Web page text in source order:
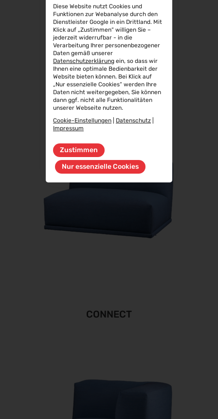
CONNECT
CONNECT
Diese Website nutzt Cookies und
Funktionen zur Webanalyse durch den
Dienstleister Google in ein Drittland. Mit
Klick auf „Zustimmen“ willigen Sie –
jederzeit widerrufbar - in die
Verarbeitung Ihrer personenbezogener
Daten gemäß unserer
Datenschutzerklärung ein, so dass wir
Ihnen eine optimale Bedienbarkeit der
Website bieten können. Bei Klick auf
„Nur essenzielle Cookies“ werden Ihre
Daten nicht weitergegeben, Sie können
dann ggf. nicht alle Funktionalitäten
unserer Webseite nutzen.
Cookie-Einstellungen
Datenschutz
Impressum
Zustimmen
Nur essenzielle Cookies